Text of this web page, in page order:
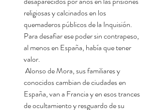
religiosas y calcinados en los
quemaderos públicos de la Inquisión.
Para desafiar ese poder sin contrapeso,
al menos en España, había que tener
valor.
Alonso de Mora, sus familiares y
conocidos cambian de ciudades en
España, van a Francia y en esos trances
de ocultamiento y resguardo de su